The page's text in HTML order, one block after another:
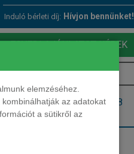
elemzéséhez.
az adatokat
a sütikről az
Induló bérleti díj: Hívjon bennünket!
EGYEDI AJÁNLATOT KÉREK
Kérem e-mailben
Hívjon: +36 1 888 0088
Kérjen visszahívást!